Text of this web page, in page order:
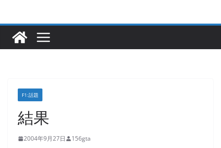
F1:話題
結果
2004年9月27日 156gta